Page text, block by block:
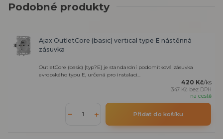
Podobné produkty
Ajax OutletCore (basic) vertical type E nástěnná
zásuvka
OutletCore (basic) [typ?E] je standardní podomítková zásuvka
evropského typu E, určená pro instalaci...
420 Kč/ks
347 Kč bez DPH
na cestě
Přidat do košíku